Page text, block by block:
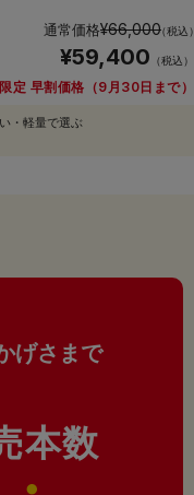
通常価格¥66,000（税込
¥59,400 （税込）
定 早割価格（9月30日まで）
・軽量で選ぶ
げさまで
本数